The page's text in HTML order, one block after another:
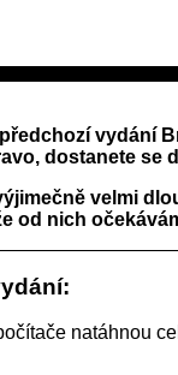
vydání
dostanete se
velmi
od nich
natáhnou